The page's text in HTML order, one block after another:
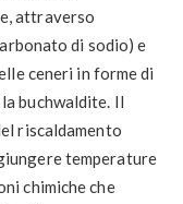
attraverso
di sodio) e
ceneri in forme di
buchwaldite. Il
riscaldamento
temperature
chimiche che